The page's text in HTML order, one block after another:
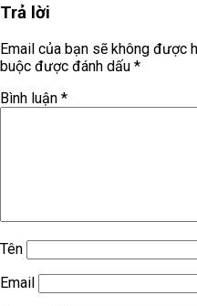
Trả lời
Email của bạn sẽ không được
buộc được đánh dấu *
Bình luận *
Tên
Email